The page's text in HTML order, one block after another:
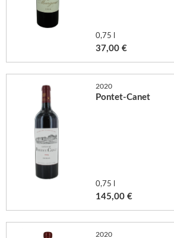
0,75 l
37,00 €
2020
Pontet-Canet
0,75 l
145,00 €
2020